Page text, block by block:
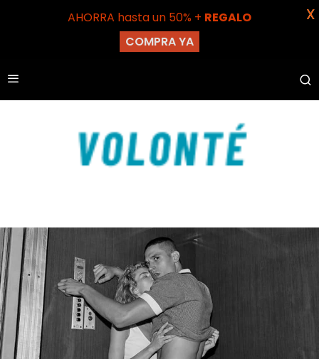
AHORRA hasta un 50% + REGALO
COMPRA YA
X